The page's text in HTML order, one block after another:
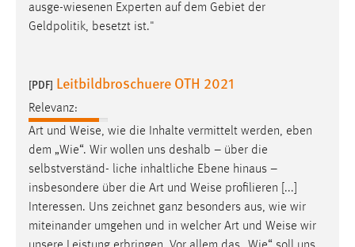
ausge-wiesenen Experten auf dem Gebiet der
Geldpolitik, besetzt ist."
[PDF] Leitbildbroschuere OTH 2021
Relevanz:
Art und Weise, wie die Inhalte vermittelt werden, eben
dem „Wie“. Wir wollen uns deshalb – über die
selbstverständ- liche inhaltliche Ebene hinaus –
insbesondere über die Art und Weise profilieren [...]
Interessen. Uns zeichnet ganz besonders aus, wie wir
miteinander umgehen und in welcher Art und Weise wir